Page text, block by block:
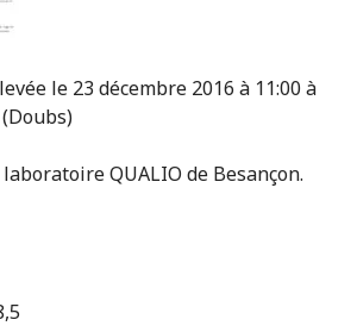
le 23 décembre 2016 à 11:00 à
QUALIO de Besançon.